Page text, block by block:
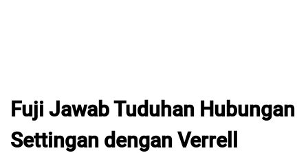
Fuji Jawab Tuduhan Hubungan
Settingan dengan Verrell